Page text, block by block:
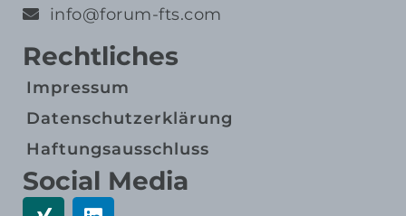
info@forum-fts.com
Rechtliches
Impressum
Datenschutz­erklärung
Haftungs­ausschluss
Social Media